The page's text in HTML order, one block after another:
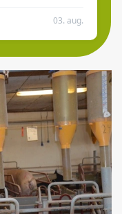
03. aug.